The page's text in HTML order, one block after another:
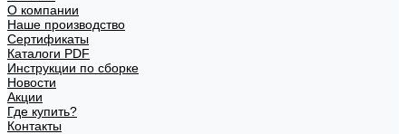
О компании
Наше производство
Сертификаты
Каталоги PDF
Инструкции по сборке
Новости
Акции
Где купить?
Контакты